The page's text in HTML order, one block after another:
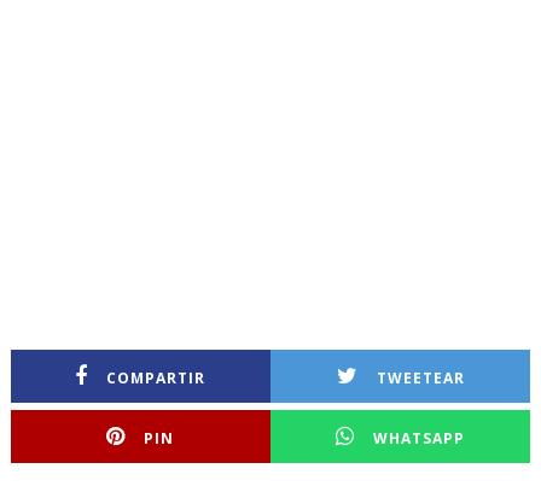
COMPARTIR TWEETEAR
PIN WHATSAPP